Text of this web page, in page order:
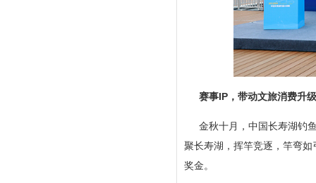
赛事IP，带动文旅消费升级
金秋十月，中国长寿湖钓
聚长寿湖，挥竿竞逐，竿弯
奖金。